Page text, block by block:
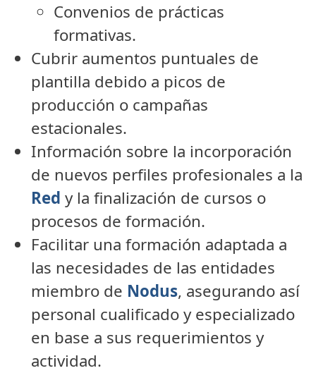
Convenios de prácticas
formativas.
Cubrir aumentos puntuales de
plantilla debido a picos de
producción o campañas
estacionales.
Información sobre la incorporación
de nuevos perfiles profesionales a la
Red y la finalización de cursos o
procesos de formación.
Facilitar una formación adaptada a
las necesidades de las entidades
miembro de Nodus, asegurando así
personal cualificado y especializado
en base a sus requerimientos y
actividad.